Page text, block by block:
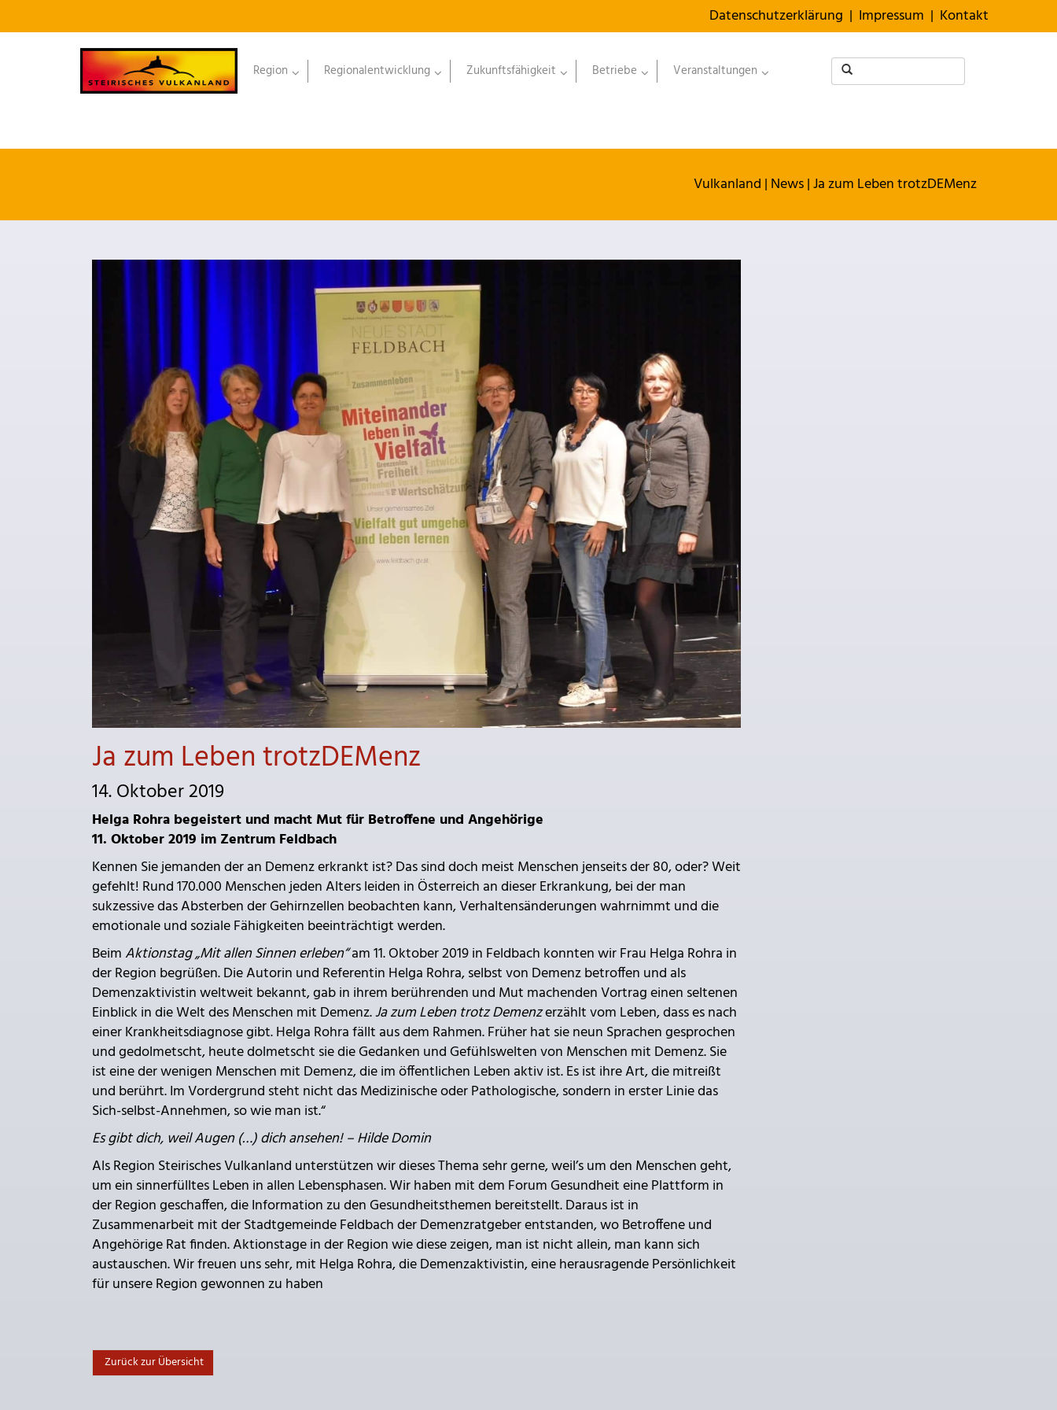
Datenschutzerklärung | Impressum | Kontakt
Region Regionalentwicklung Zukunftsfähigkeit Betriebe Veranstaltungen
Vulkanland | News|Ja zum Leben trotzDEMenz
Ja zum Leben trotzDEMenz
14. Oktober 2019
Helga Rohra begeistert und macht Mut für Betroffene und Angehörige
11. Oktober 2019 im Zentrum Feldbach
Kennen Sie jemanden der an Demenz erkrankt ist? Das sind doch meist Menschen jenseits der 80, oder? Weit
gefehlt! Rund 170.000 Menschen jeden Alters leiden in Österreich an dieser Erkrankung, bei der man
sukzessive das Absterben der Gehirnzellen beobachten kann, Verhaltensänderungen wahrnimmt und die
emotionale und soziale Fähigkeiten beeinträchtigt werden.
BeimAktionstag „Mit allen Sinnen erleben“am 11. Oktober 2019 in Feldbach konnten wir Frau Helga Rohra in
der Region begrüßen. Die Autorin und Referentin Helga Rohra, selbst von Demenz betroffen und als
Demenzaktivistin weltweit bekannt, gab in ihrem berührenden und Mut machenden Vortrag einen seltenen
Einblick in die Welt des Menschen mit Demenz.Ja zum Leben trotz Demenzerzählt vom Leben, dass es nach
einer Krankheitsdiagnose gibt. Helga Rohra fällt aus dem Rahmen. Früher hat sie neun Sprachen gesprochen
und gedolmetscht, heute dolmetscht sie die Gedanken und Gefühlswelten von Menschen mit Demenz. Sie
ist eine der wenigen Menschen mit Demenz, die im öffentlichen Leben aktiv ist. Es ist ihre Art, die mitreißt
und berührt. Im Vordergrund steht nicht das Medizinische oder Pathologische, sondern in erster Linie das
Sich-selbst-Annehmen, so wie man ist.“
Es gibt dich, weil Augen (…) dich ansehen! – Hilde Domin
Als Region Steirisches Vulkanland unterstützen wir dieses Thema sehr gerne, weil’s um den Menschen geht,
um ein sinnerfülltes Leben in allen Lebensphasen. Wir haben mit dem Forum Gesundheit eine Plattform in
der Region geschaffen, die Information zu den Gesundheitsthemen bereitstellt. Daraus ist in
Zusammenarbeit mit der Stadtgemeinde Feldbach der Demenzratgeber entstanden, wo Betroffene und
Angehörige Rat finden. Aktionstage in der Region wie diese zeigen, man ist nicht allein, man kann sich
austauschen. Wir freuen uns sehr, mit Helga Rohra, die Demenzaktivistin, eine herausragende Persönlichkeit
für unsere Region gewonnen zu haben
Zurück zur Übersicht